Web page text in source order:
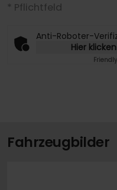
* Pflichtfeld
Anti-Roboter-
Hier klicken
Friendly
Fahrzeugbilder